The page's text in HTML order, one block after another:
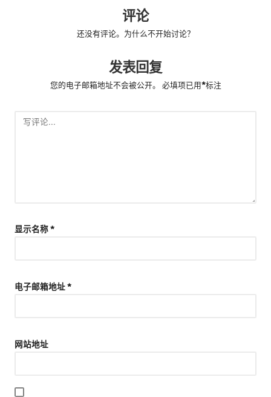
评论
还没有评论。为什么不开始讨论？
发表回复
您的电子邮箱地址不会被公开。 必填项已用*标注
显示名称*
电子邮箱地址*
网站地址